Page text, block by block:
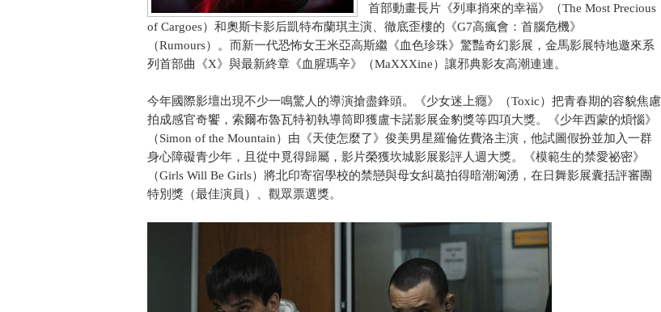
首部動畫長片《列車捎來的幸福》（The Most Precious
of Cargoes）和奧斯卡影后凱特布蘭琪主演、徹底歪樓的《G7高瘋會：首腦危機》
（Rumours）。而新一代恐怖女王米亞高斯繼《血色珍珠》驚豔奇幻影展，金馬影展特地邀來系
列首部曲《X》與最新終章《血腥瑪辛》（MaXXXine）讓邪典影友高潮連連。
今年國際影壇出現不少一鳴驚人的導演搶盡鋒頭。《少女迷上癮》（Toxic）把青春期的容貌焦慮
拍成感官奇饗，索爾布魯瓦特初執導筒即獲盧卡諾影展金豹獎等四項大獎。《少年西蒙的煩惱》
（Simon of the Mountain）由《天使怎麼了》俊美男星羅倫佐費洛主演，他試圖假扮並加入一群
身心障礙青少年，且從中覓得歸屬，影片榮獲坎城影展影評人週大獎。《模範生的禁愛祕密》
（Girls Will Be Girls）將北印寄宿學校的禁戀與母女糾葛拍得暗潮洶湧，在日舞影展囊括評審團
特別獎（最佳演員）、觀眾票選獎。